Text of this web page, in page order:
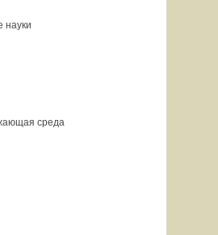
науки
среда